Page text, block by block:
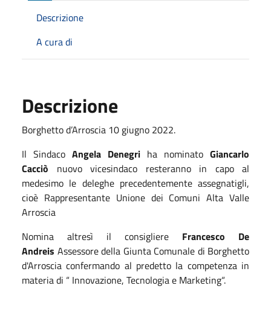
Descrizione
A cura di
Descrizione
Borghetto d’Arroscia 10 giugno 2022.
Il Sindaco Angela Denegri ha nominato Giancarlo
Cacciò nuovo vicesindaco resteranno in capo al
medesimo le deleghe precedentemente assegnatigli,
cioè Rappresentante Unione dei Comuni Alta Valle
Arroscia
Nomina altresì il consigliere Francesco De
Andreis Assessore della Giunta Comunale di Borghetto
d'Arroscia confermando al predetto la competenza in
materia di “ Innovazione, Tecnologia e Marketing“.